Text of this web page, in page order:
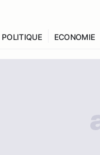
POLITIQUE ECONOMIE